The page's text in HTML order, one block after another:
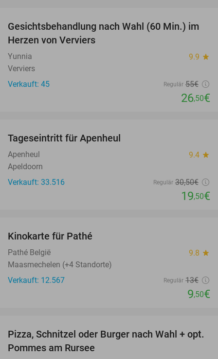
52%
Gesichtsbehandlung nach Wahl (60 Min.) im
Herzen von Verviers
Yunnia 9.9 star
Verviers
Verkauft: 45
Regulär 55€
26,50€
Tageseintritt für Apenheul
Apenheul 9.4 star
Apeldoorn
Verkauft: 33.516
Regulär 30,50€
19,50€
Kinokarte für Pathé
Pathé België 9.8 star
Maasmechelen (+4 Standorte)
Verkauft: 12.567
Regulär 13€
9,50€
24%
Pizza, Schnitzel oder Burger nach Wahl + opt.
Pommes am Rursee